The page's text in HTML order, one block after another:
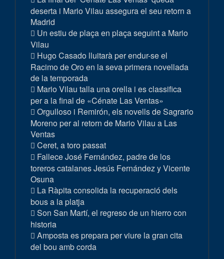
deserta i Mario Vilau assegura el seu retorn a
Madrid
Un estiu de plaça en plaça seguint a Mario
Vilau
Hugo Casado lluitarà per endur-se el
Racimo de Oro en la seva primera novellada
de la temporada
Mario Vilau talla una orella i es classifica
per a la final de «Cénate Las Ventas»
Orgulloso i Remirón, els novells de Sagrario
Moreno per al retorn de Mario Vilau a Las
Ventas
Ceret, a toro passat
Fallece José Fernández, padre de los
toreros catalanes Jesús Fernández y Vicente
Osuna
La Ràpita consolida la recuperació dels
bous a la platja
Son San Martí, el regreso de un hierro con
historia
Amposta es prepara per viure la gran cita
del bou amb corda